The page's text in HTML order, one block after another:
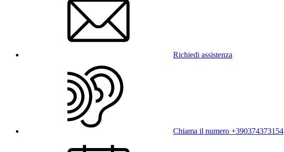
Richiedi assistenza
Chiama il numero +390374373154